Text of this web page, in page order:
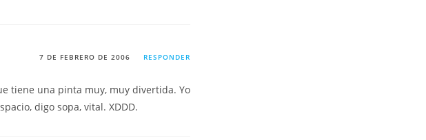
7 DE FEBRERO DE 2006 RESPONDER
tiene una pinta muy, muy divertida. Yo
digo sopa, vital. XDDD.